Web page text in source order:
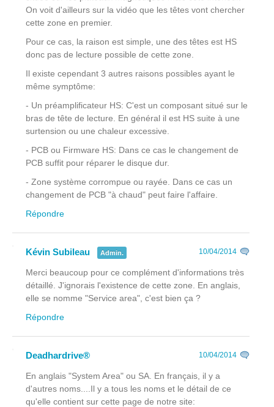
On voit d'ailleurs sur la vidéo que les têtes vont chercher
cette zone en premier.
Pour ce cas, la raison est simple, une des têtes est HS
donc pas de lecture possible de cette zone.
Il existe cependant 3 autres raisons possibles ayant le
même symptôme:
- Un préamplificateur HS: C'est un composant situé sur le
bras de tête de lecture. En général il est HS suite à une
surtension ou une chaleur excessive.
- PCB ou Firmware HS: Dans ce cas le changement de
PCB suffit pour réparer le disque dur.
- Zone système corrompue ou rayée. Dans ce cas un
changement de PCB "à chaud" peut faire l'affaire.
Répondre
Kévin Subileau Admin. 10/04/2014
Merci beaucoup pour ce complément d'informations très
détaillé. J'ignorais l'existence de cette zone. En anglais,
elle se nomme "Service area", c'est bien ça ?
Répondre
Deadhardrive® 10/04/2014
En anglais "System Area" ou SA. En français, il y a
d'autres noms....Il y a tous les noms et le détail de ce
qu'elle contient sur cette page de notre site: